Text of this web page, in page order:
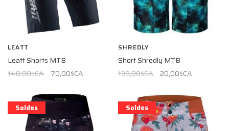
LEATT
Leatt Shorts MTB
140,00$CA
70,00$CA
SHREDLY
Short Shredly MTB
139,00$CA
20,00$CA
Soldes Soldes